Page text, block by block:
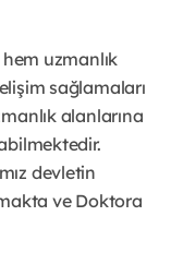
uzmanlık
sağlamaları
alanlarına
devletin
ve Doktora